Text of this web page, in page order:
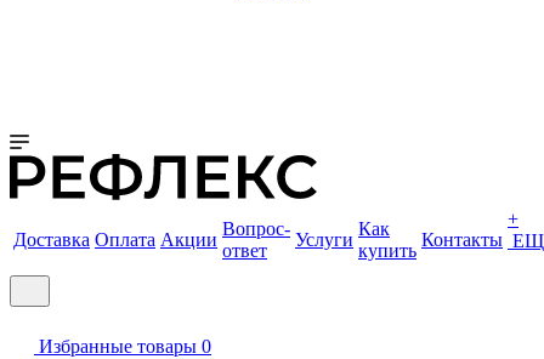
Доставка Оплата Акции
Вопрос-
ответ
Услуги
Как
купить
Контакты
+
Избранные товары 0